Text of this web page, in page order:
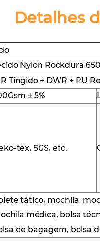
Detalhes
Nylon Rockdura
Tingido + DWR + PU
± 5%
tex, SGS, etc.
tático, mochila,
médica, bolsa
de bagagem, bolsa